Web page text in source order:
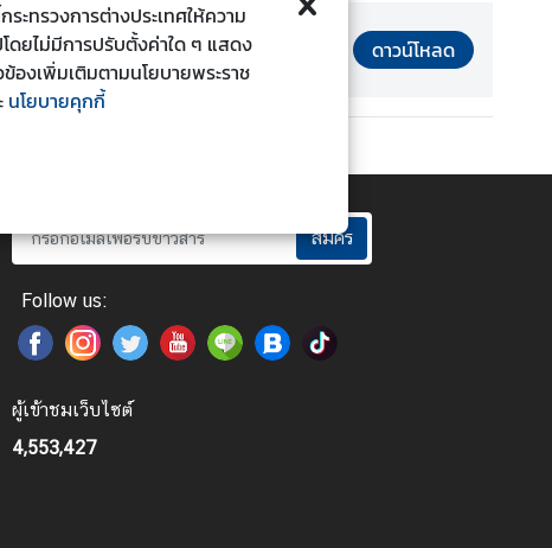
ดาวน์โหลด
สมัคร
Follow us:
ผู้เข้าชมเว็บไซต์
4,553,427
ทรวงการต่างประเทศให้ความ
ยไม่มีการปรับตั้งค่าใด ๆ แสดง
องเพิ่มเติมตามนโยบายพระราช
นโยบายคุกกี้